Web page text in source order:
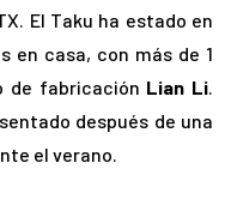
El Taku ha estado en
en casa, con más de 1
de fabricación Lian Li.
después de una
el verano.